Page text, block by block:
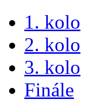
1. kolo
2. kolo
3. kolo
Finále